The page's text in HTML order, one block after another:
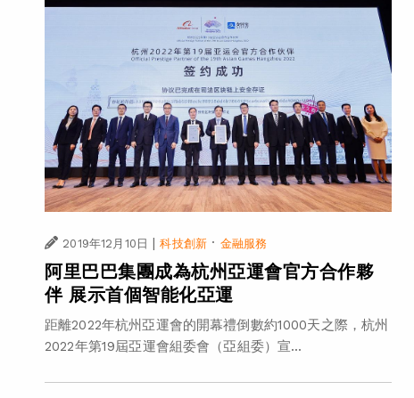
2019年12月10日 | 科技創新 · 金融服務
阿里巴巴集團成為杭州亞運會官方合作夥
伴 展示首個智能化亞運
距離2022年杭州亞運會的開幕禮倒數約1000天之際，杭州
2022年第19屆亞運會組委會（亞組委）宣...